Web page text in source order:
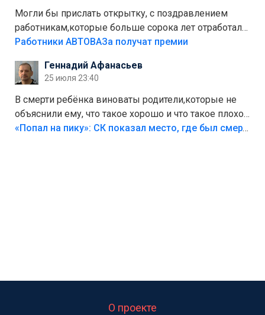
Могли бы прислать открытку, с поздравлением
работникам,которые больше сорока лет отработали
на предприятии.
Работники АВТОВАЗа получат премии
Геннадий Афанасьев
25 июля 23:40
В смерти ребёнка виноваты родители,которые не
объяснили ему, что такое хорошо и что такое плохо!
Лезть через такой забор,верх безумия,есть же
«Попал на пику»: СК показал место, где был смертельно травмирован ребенок в Тольятти
О проекте